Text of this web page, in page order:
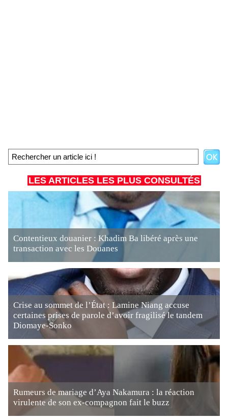
LES ARTICLES LES PLUS CONSULTÉS
Contentieux douanier : Khadim Ba libéré après une
transaction avec les Douanes
Crise au sommet de l’État : Lamine Niang accuse
certaines prises de parole d’avoir fragilisé le tandem
Diomaye-Sonko
Rumeurs de mariage d’Aya Nakamura : la réaction
virulente de son ex-compagnon fait le buzz